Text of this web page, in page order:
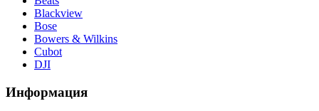
Blackview
Bose
Bowers & Wilkins
Cubot
DJI
Информация